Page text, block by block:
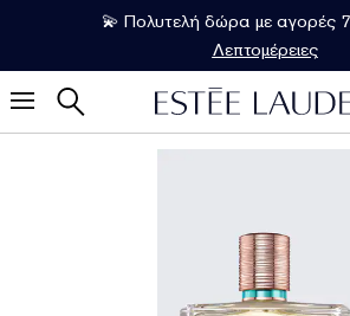
💫 Πολυτελή δώρα με αγορές
Λεπτομέρειες